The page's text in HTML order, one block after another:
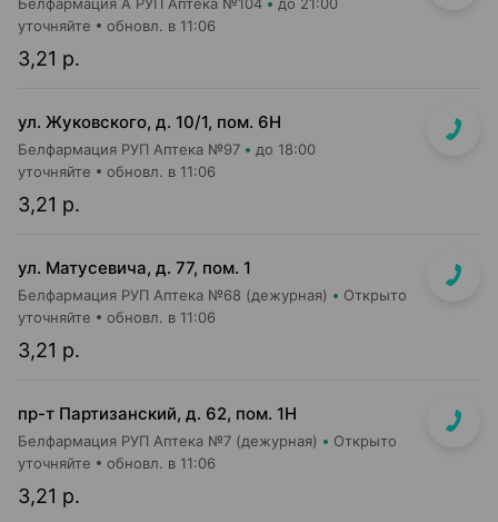
3,21 р.
уточняйте обновл. в 11:06
ул. Жуковского, д. 10/1, пом. 6Н
Белфармация РУП Аптека №97 до 18:00
3,21 р.
уточняйте обновл. в 11:06
ул. Матусевича, д. 77, пом. 1
Белфармация РУП Аптека №68 (дежурная) Открыто
3,21 р.
уточняйте обновл. в 11:06
пр-т Партизанский, д. 62, пом. 1Н
Белфармация РУП Аптека №7 (дежурная) Открыто
3,21 р.
уточняйте обновл. в 11:06